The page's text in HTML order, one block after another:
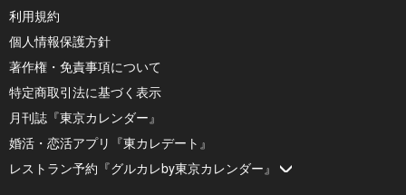
利用規約
個人情報保護方針
著作権・免責事項について
特定商取引法に基づく表示
月刊誌『東京カレンダー』
婚活・恋活アプリ『東カレデート』
レストラン予約『グルカレby東京カレンダー』